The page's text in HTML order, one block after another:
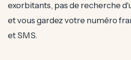
exorbitants, pas de recherche
et vous gardez votre numéro
et SMS.